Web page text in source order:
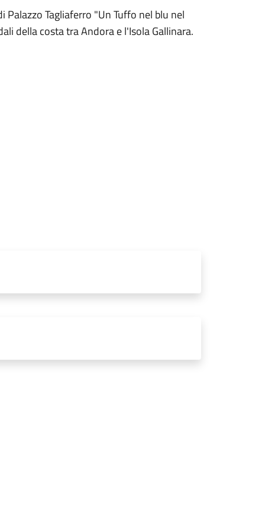
Tagliaferro "Un Tuffo nel blu nel
della costa tra Andora e l'Isola Gallinara.